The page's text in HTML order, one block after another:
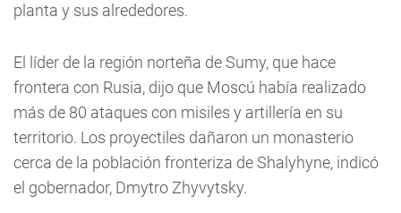
planta y sus alrededores.
El líder de la región norteña de Sumy, que hace
frontera con Rusia, dijo que Moscú había realizado
más de 80 ataques con misiles y artillería en su
territorio. Los proyectiles dañaron un monasterio
cerca de la población fronteriza de Shalyhyne, indicó
el gobernador, Dmytro Zhyvytsky.